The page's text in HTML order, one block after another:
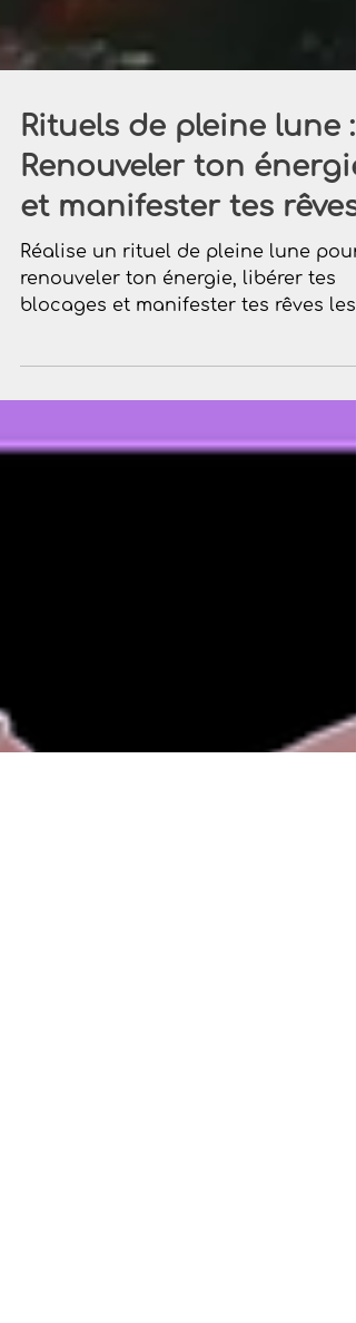
Rituels de pleine lune :
Renouveler ton énergie
Réalise un rituel de pleine lune pour
renouveler ton énergie, libérer tes
plus chers.